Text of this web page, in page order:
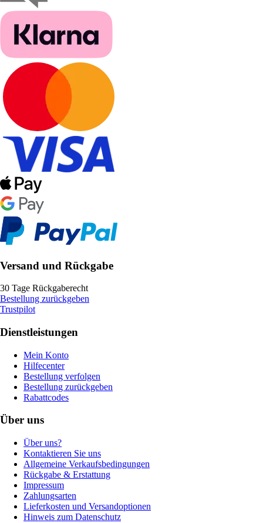
Versand und Rückgabe
30 Tage Rückgaberecht
Bestellung zurückgeben
Trustpilot
Dienstleistungen
Mein Konto
Hilfecenter
Bestellung verfolgen
Bestellung zurückgeben
Rabattcodes
Über uns
Über uns?
Kontaktieren Sie uns
Allgemeine Verkaufsbedingungen
Rückgabe & Erstattung
Impressum
Zahlungsarten
Lieferkosten und Versandoptionen
Hinweis zum Datenschutz